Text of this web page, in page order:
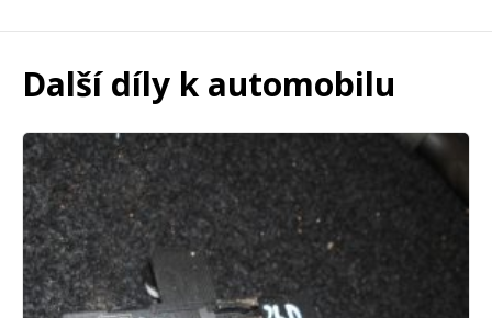
Další díly k automobilu